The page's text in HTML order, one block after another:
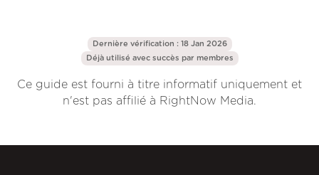
Dernière vérification : 18 Jan 2026
Déjà utilisé avec succès par membres
Ce guide est fourni à titre informatif uniquement et
n'est pas affilié à RightNow Media.